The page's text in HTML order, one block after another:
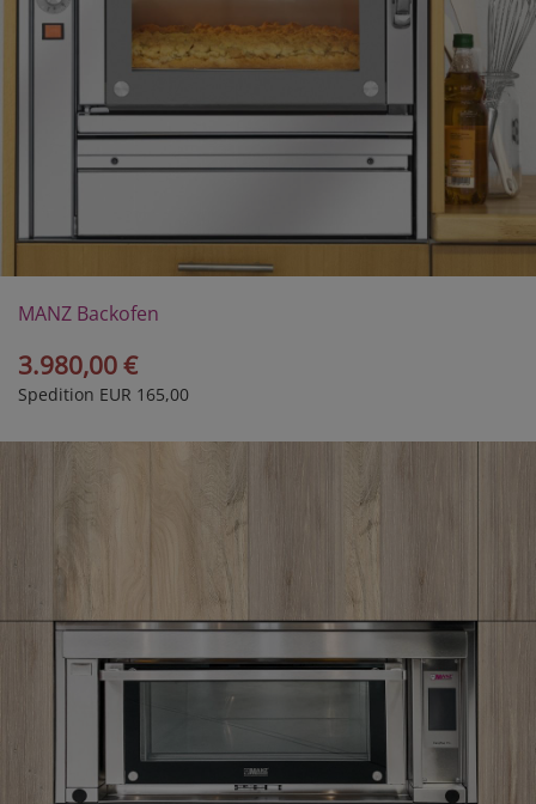
MANZ Backofen
3.980,00 €
Spedition EUR 165,00